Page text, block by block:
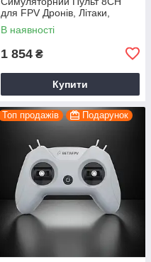
для FPV Дронів, Літаки,
Вертольотів Авіасімулятори
сумісний Virtual Flight, Liftof
В наявності
1 854 ₴
Купити
Топ продажів Подарунок